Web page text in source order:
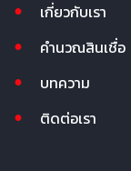
เกี่ยวกับเรา
คำนวณสินเชื่อ
บทความ
ติดต่อเรา